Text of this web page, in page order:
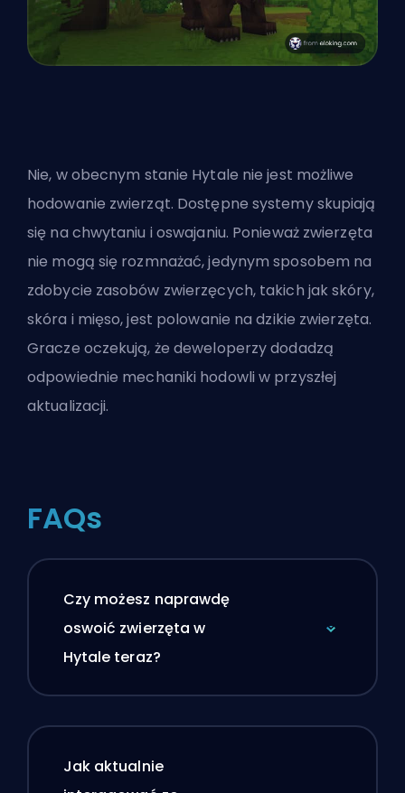
Nie, w obecnym stanie Hytale nie jest możliwe
hodowanie zwierząt. Dostępne systemy skupiają
się na chwytaniu i oswajaniu. Ponieważ zwierzęta
nie mogą się rozmnażać, jedynym sposobem na
zdobycie zasobów zwierzęcych, takich jak skóry,
skóra i mięso, jest polowanie na dzikie zwierzęta.
Gracze oczekują, że deweloperzy dodadzą
odpowiednie mechaniki hodowli w przyszłej
aktualizacji.
FAQs
Czy możesz naprawdę
oswoić zwierzęta w
Hytale teraz?
Jak aktualnie